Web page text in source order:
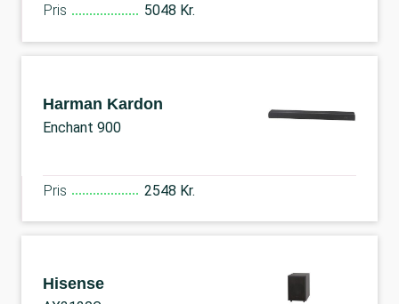
Pris 5048 Kr.
Harman Kardon
Enchant 900
Pris 2548 Kr.
Hisense